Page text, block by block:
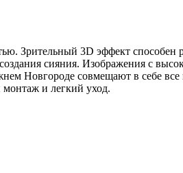
Зрительный 3D эффект способен
сияния. Изображения с
Новгороде совмещают в себе
монтаж и легкий уход.